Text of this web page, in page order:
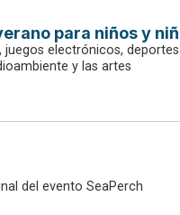
para niños y
juegos electrónicos,
y las artes
del evento SeaPerch